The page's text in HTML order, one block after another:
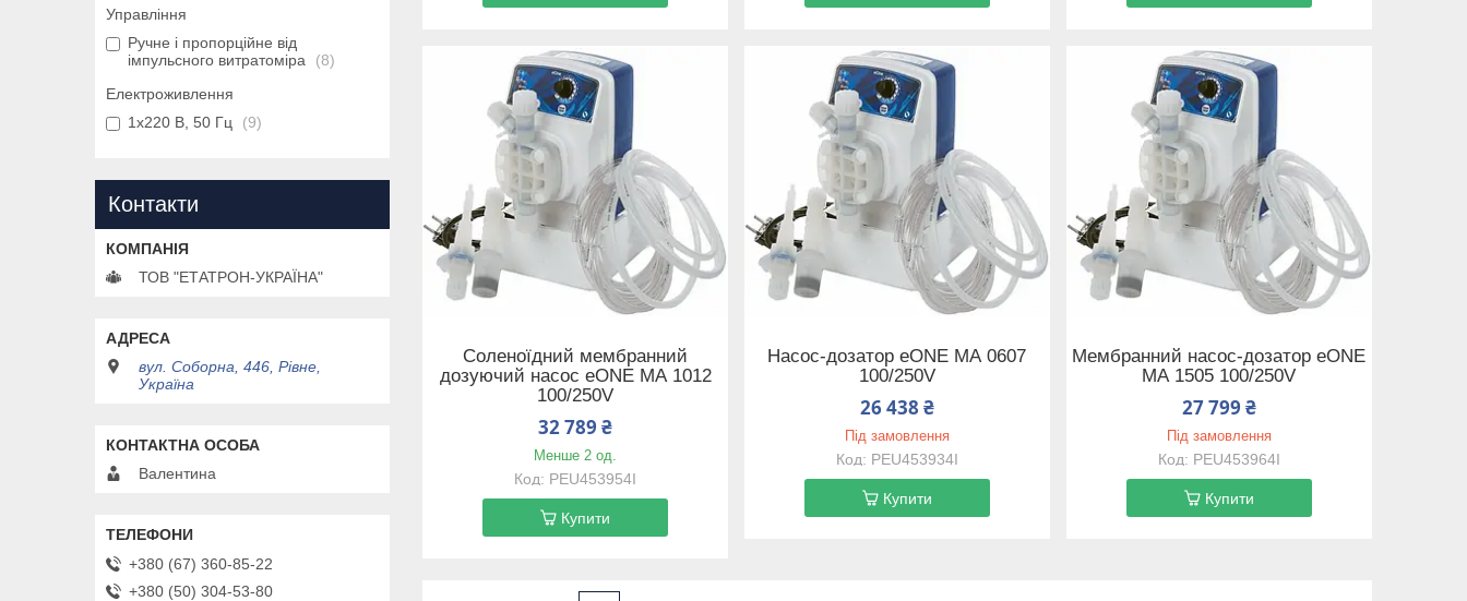
Соленоїдний мембранний
дозуючий насос eONE MА 1012
100/250V
32 789 ₴
Менше 2 од.
PEU453954I
Купити
Насос-дозатор eONE MА 0607
100/250V
26 438 ₴
Під замовлення
PEU453934I
Купити
Мембранний насос-дозатор eONE
MА 1505 100/250V
27 799 ₴
Під замовлення
PEU453964I
Купити
Управління
Ручне і пропорційне від
імпульсного витратоміра
8
Електроживлення
1х220 В, 50 Гц
9
Контакти
ТОВ "ЕТАТРОН-УКРАЇНА"
вул. Соборна, 446, Рівне,
Україна
Валентина
+380 (67) 360-85-22
+380 (50) 304-53-80